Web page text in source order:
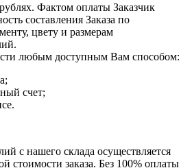
Фактом оплаты Заказчик
составления Заказа по
цвету и размерам
любым доступным Вам способом:
счет;
с нашего склада осуществляется
стоимости заказа. Без 100% оплаты